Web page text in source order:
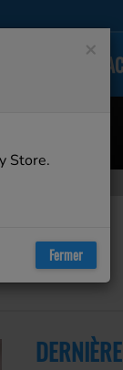
×
Store.
Fermer